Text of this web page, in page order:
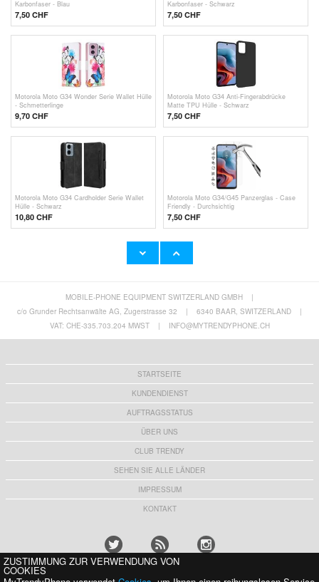
Karbonfaser - Blau
7,50 CHF
Karbonfaser - Schwarz
7,50 CHF
Motorola Moto G34 Wonder Serie Wallet Hülle
- Schmetterlinge
9,70 CHF
Motorola Moto G34 Anti-Fingerabdrücke
Matte TPU Hülle - Schwarz
7,50 CHF
Motorola Moto G34 Cardholder Serie Wallet
Hülle - Schwarz
10,80 CHF
Motorola Moto G34/G45 Panzerglas - Case
Friendly - Durchsichtig
7,50 CHF
Motorola Moto G75 Panzerglas - Case
Friendly - Durchsichtig
Motorola Moto G75 Anti-Shock Hybrid Hülle -
Blau
7,50 CHF
MOBILE-PHONE EQUIPMENT SWITZERLAND GMBH
|
c/o Grunder Rechtsanwälte AG, Zugerstrasse 32
| 6340 BAAR, SWITZERLAND
|
VAT: CHE-335.703.204 MWST
| INFO@MYTRENDYPHONE.CH
STARTSEITE
KUNDENDIENST
AUFTRAGSSTATUS
ÜBER UNS
CLUB TRENDY
SEHEN SIE ALLE LÄNDER
IMPRESSUM
KONTAKT
ZUSTIMMUNG ZUR VERWENDUNG VON
COOKIES